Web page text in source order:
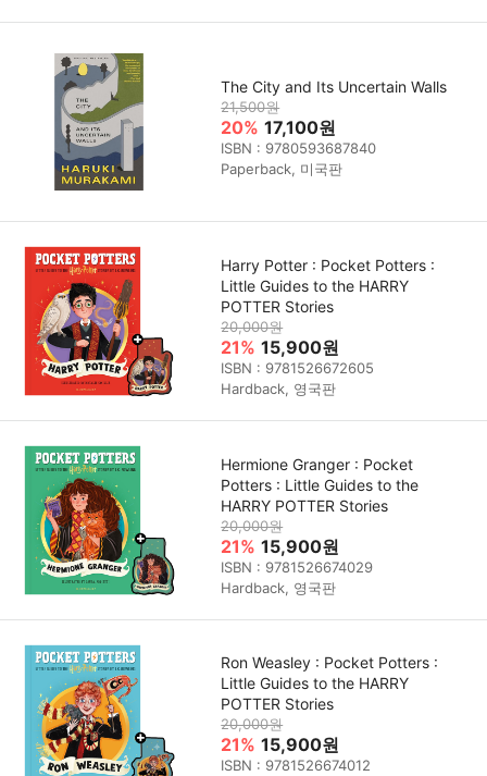
The City and Its Uncertain Walls
21,500원
20% 17,100원
ISBN : 9780593687840
Paperback, 미국판
Harry Potter : Pocket Potters :
Little Guides to the HARRY
POTTER Stories
20,000원
21% 15,900원
ISBN : 9781526672605
Hardback, 영국판
Hermione Granger : Pocket
Potters : Little Guides to the
HARRY POTTER Stories
20,000원
21% 15,900원
ISBN : 9781526674029
Hardback, 영국판
Ron Weasley : Pocket Potters :
Little Guides to the HARRY
POTTER Stories
20,000원
21% 15,900원
ISBN : 9781526674012